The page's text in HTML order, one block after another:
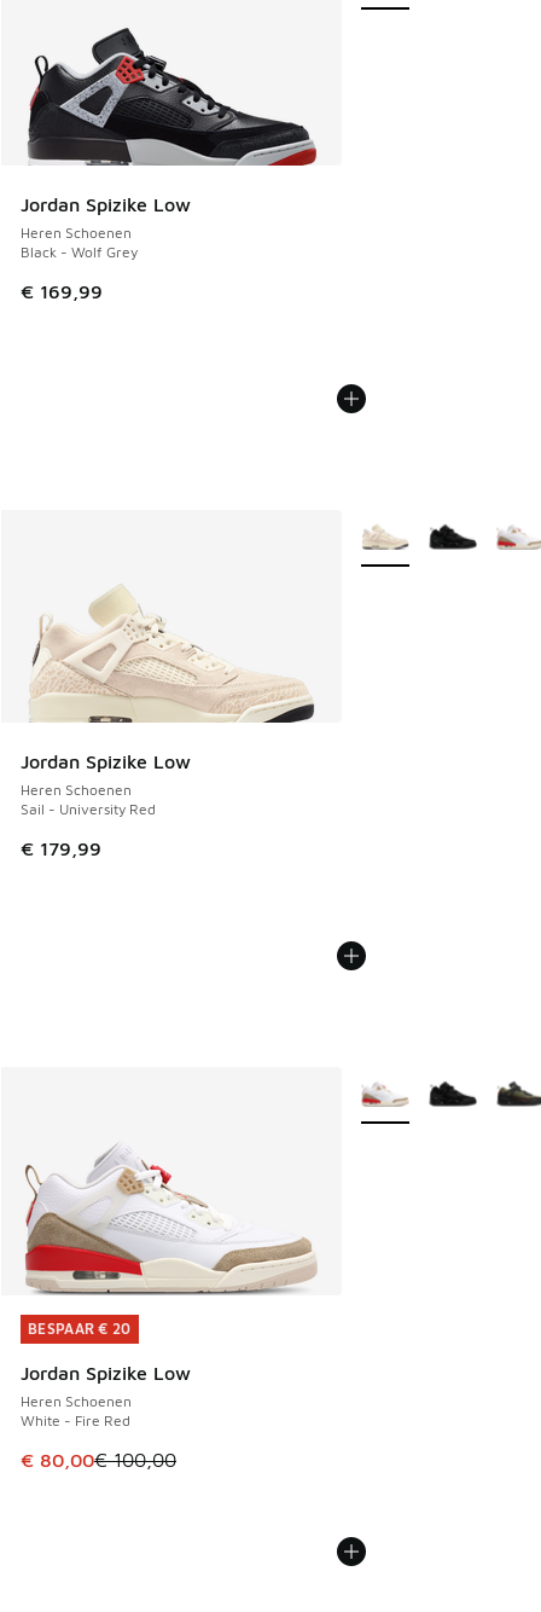
Jordan Spizike Low
Heren Schoenen
Black - Wolf Grey
€ 169,99
Jordan Spizike Low
Heren Schoenen
Sail - University Red
€ 179,99
Meer kleuren
BESPAAR € 20
Jordan Spizike Low
Heren Schoenen
White - Fire Red
Dit artikel is in de uitverkoop. Dit artikel is in de
€ 80,00€ 100,00
BESPAAR € 20
Meer kleuren